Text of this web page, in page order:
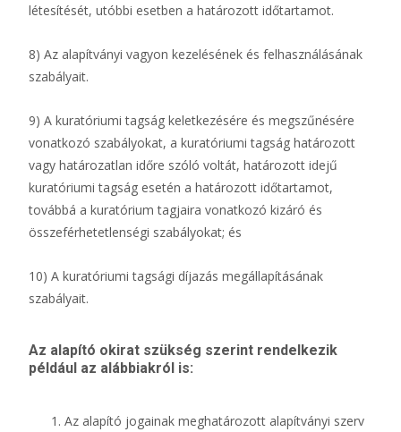
létesítését, utóbbi esetben a határozott időtartamot.
8) Az alapítványi vagyon kezelésének és felhasználásának
szabályait.
9) A kuratóriumi tagság keletkezésére és megszűnésére
vonatkozó szabályokat, a kuratóriumi tagság határozott
vagy határozatlan időre szóló voltát, határozott idejű
kuratóriumi tagság esetén a határozott időtartamot,
továbbá a kuratórium tagjaira vonatkozó kizáró és
összeférhetetlenségi szabályokat; és
10) A kuratóriumi tagsági díjazás megállapításának
szabályait.
Az alapító okirat szükség szerint rendelkezik
például az alábbiakról is:
Az alapító jogainak meghatározott alapítványi szerv